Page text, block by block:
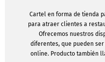
Cartel en forma de tienda
para atraer clientes a
Ofrecemos nuestros
diferentes, que pueden
online. Producto también